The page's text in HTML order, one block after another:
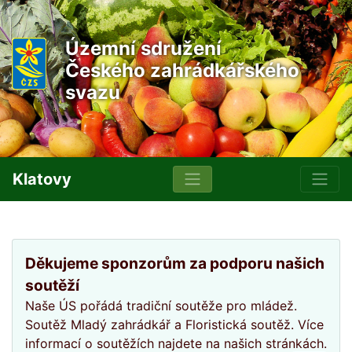
Územní sdružení
Českého zahrádkářského
svazu
Klatovy
Děkujeme sponzorům za podporu našich
soutěží
Naše ÚS pořádá tradiční soutěže pro mládež.
Soutěž Mladý zahrádkář a Floristická soutěž. Více
informací o soutěžích najdete na našich stránkách.